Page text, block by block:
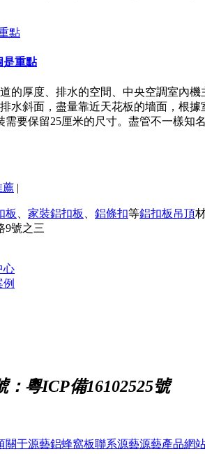
是重點
的厚度、排水的空間、中央空調室內
水斜面，盡量靠近天花板的墻面，根
要保留25厘米的尺寸。盡管不一樣知
薦 |
板 家裝鋁扣板 鋁條扣等鋁扣板吊頂
9號之三
心
：粵ICP備16102525號
關于源藝鋁蜂窩板聯系源藝源藝產品網